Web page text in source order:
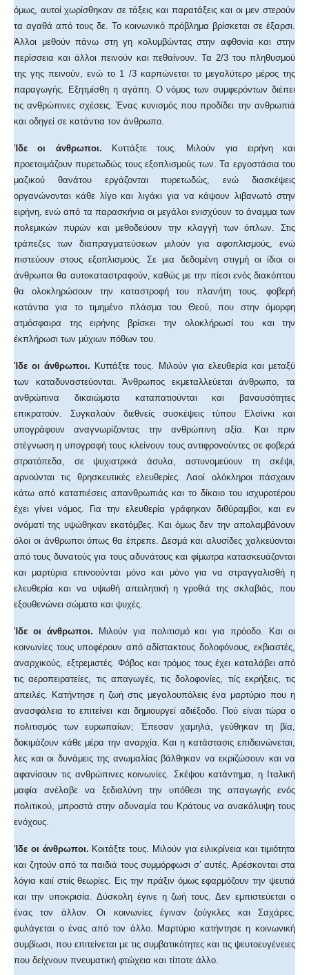
όμως, αυτοί χωρίσθηκαν σε τάξεις και παρατάξεις και οι μεν στερούν
τα αγαθά από τους δε. Το κοινωνικό πρόβλημα βρίσκεται σε έξαρσι.
Άλλοι μεθούν πάνω στη γη κολυμβώντας στην αφθονία και στην
περίσσεια και άλλοι πεινούν και πεθαίνουν. Τα 2/3 του πληθυσμού
της γης πεινούν, ενώ το 1 /3 καρπώνεται το μεγαλύτερο μέρος της
παραγωγής. Εξητμίσθη η αγάπη. Ο νόμος των συμφερόντων διέπει
τις ανθρώπινες σχέσεις. Ένας κυνισμός που προδίδει την ανθρωπιά
και οδηγεί σε κατάντια τον άνθρωπο.
Ίδε οι άνθρωποι. Κυττάξτε τους. Μιλούν για ειρήνη και
προετοιμάζουν πυρετωδώς τους εξοπλισμούς των. Τα εργοστάσια του
μαζικού θανάτου εργάζονται πυρετωδώς, ενώ διασκέψεις
οργανώνονται κάθε λίγο και λιγάκι για να κάψουν λιβανωτό στην
ειρήνη, ενώ από τα παρασκήνια οι μεγάλοι ενισχύουν το άναμμα των
πολεμικών πυρών και μεθοδεύουν την κλαγγή των όπλων. Στις
τράπεζες των διαπραγματεύσεων μιλούν για αφοπλισμούς, ενώ
πιστεύουν στους εξοπλισμούς. Σε μια δεδομένη στιγμή οι ίδιοι οι
άνθρωποι θα αυτοκαταστραφούν, καθώς με την πίεσι ενός διακόπτου
θα ολοκληρώσουν την καταστροφή του πλανήτη τους. φοβερή
κατάντια για το τιμημένο πλάσμα του Θεού, που στην όμορφη
ατμόσφαιρα της ειρήνης βρίσκει την ολοκλήρωσί του και την
έκπλήρωσι των μύχιων πόθων του.
Ίδε οι άνθρωποι. Κυττάξτε τους. Μιλούν για ελευθερία και μεταξύ
των καταδυναστεύονται. Άνθρωπος εκμεταλλεύεται άνθρωπο, τα
ανθρώπινα δικαιώματα καταπατιούνται και βαναυσότητες
επικρατούν. Συγκαλούν διεθνείς συσκέψεις τύπου Ελσίνκι και
υπογράφουν αναγνωρίζοντας την ανθρώπινη αξία. Και πριν
στέγνωση η υπογραφή τους κλείνουν τους αντιφρονούντες σε φοβερά
στρατόπεδα, σε ψυχιατρικά άσυλα, αστυνομεύουν τη σκέψι,
αρνούνται τις θρησκευτικές ελευθερίες. Λαοί ολόκληροι πάσχουν
κάτω από καταπιέσεις απανθρωπιάς και το δίκαιο του ισχυροτέρου
έχει γίνει νόμος. Για την ελευθερία γράφηκαν διθύραμβοι, και εν
ονόματί της υψώθηκαν εκατόμβες. Και όμως δεν την απολαμβάνουν
όλοι οι άνθρωποι όπως θα έπρεπε. Δεσμά και αλυσίδες χαλκεύονται
από τους δυνατούς για τους αδυνάτους και φίμωτρα κατασκευάζονται
και μαρτύρια επινοούνται μόνο και μόνο για να στραγγαλισθή η
ελευθερία και να υψωθή απειλητική η γροθιά της σκλαβιάς, που
εξουθενώνει σώματα και ψυχές.
Ίδε οι άνθρωποι. Μιλούν για πολιτισμό και για πρόοδο. Και οι
κοινωνίες τους υποφέρουν από αδίστακτους δολοφόνους, εκβιαστές,
αναρχικούς, εξτρεμιστές. Φόβος και τρόμος τους έχει καταλάβει από
τις αεροπειρατείες, τις απαγωγές, τις δολοφονίες, τιίς εκρήξεις, τις
απειλές. Κατήντησε η ζωή στις μεγαλουπόλεις ένα μαρτύριο που η
ανασφάλεια το επιτείνει και δημιουργεί αδιέξοδο. Πού είναι τώρα ο
πολιτισμός των ευρωπαίων; Έπεσαν χαμηλά, γεύθηκαν τη βία,
δοκιμάζουν κάθε μέρα την αναρχία. Και η κατάστασις επιδεινώνεται,
λες και οι δυνάμεις της ανωμαλίας βάλθηκαν να εκριζώσουν και να
αφανίσουν τις ανθρώπινες κοινωνίες. Σκέψου κατάντημα, η Ιταλική
μαφία ανέλαβε να ξεδιαλύνη την υπόθεσι της απαγωγής ενός
πολιτικού, μπροστά στην αδυναμία του Κράτους να ανακάλυψη τους
ενόχους.
Ίδε οι άνθρωποι. Κοιτάξτε τους. Μιλούν για ειλικρίνεια και τιμιότητα
και ζητούν από τα παιδιά τους συμμόρφωσι σ’ αυτές. Αρέσκονται στα
λόγια καιί στιίς θεωρίες. Εις την πράξιν όμως εφαρμόζουν την ψευτιά
και την υποκρισία. Δύσκολη έγινε η ζωή τους. Δεν εμπιστεύεται ο
ένας τον άλλον. Οι κοινωνίες έγιναν ζούγκλες και Σαχάρες.
φυλάγεται ο ένας από τον άλλο. Μαρτύριο κατήντησε η κοινωνική
συμβίωσι, που επιτείνεται με τις συμβατικότητες και τις ψευτοευγένειες
που δείχνουν πνευματική φτώχεια και τίποτε άλλο.